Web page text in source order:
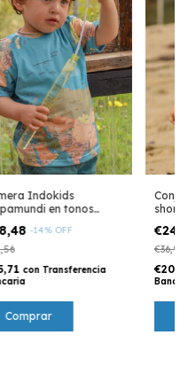
Indokids
en tonos
-14% OFF
con Transferencia
Comprar
€36,96